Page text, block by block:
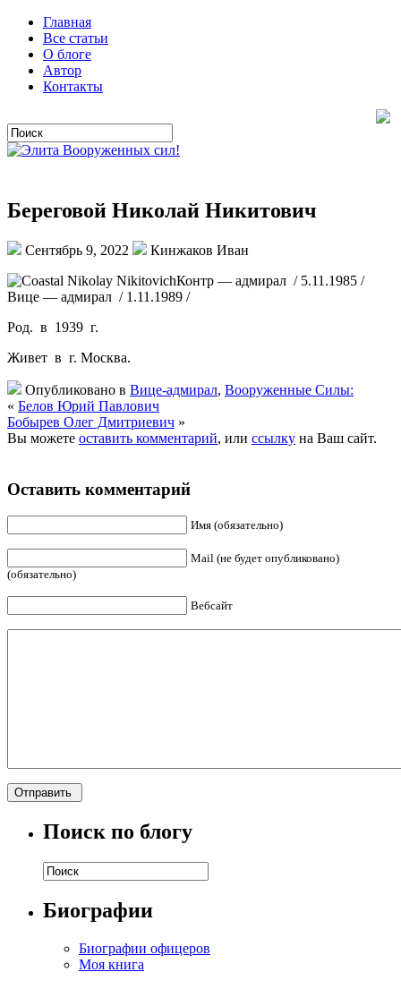
Главная
Все статьи
О блоге
Автор
Контакты
Береговой Николай Никитович
Сентябрь 9, 2022
Кинжаков Иван
Контр — адмирал / 5.11.1985 /
Вице — адмирал / 1.11.1989 /
Род. в 1939 г.
Живет в г. Москва.
Опубликовано в Вице-адмирал, Вооруженные Силы:
« Белов Юрий Павлович
Бобырев Олег Дмитриевич »
Вы можете оставить комментарий, или ссылку на Ваш сайт.
Оставить комментарий
Имя (обязательно)
Mail (не будет опубликовано)
(обязательно)
Вебсайт
Поиск по блогу
Биографии
Биографии офицеров
Моя книга